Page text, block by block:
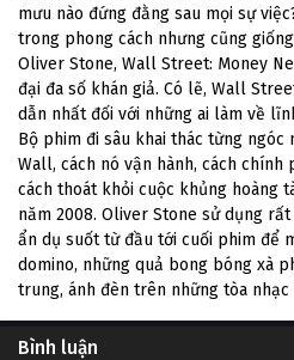
mưu nào đứng đằng sau mọi sự
trong phong cách nhưng cũng
Oliver Stone, Wall Street: Money
đại đa số khán giả. Có lẽ, Wall
dẫn nhất đối với những ai làm về
Bộ phim đi sâu khai thác từng
Wall, cách nó vận hành, cách chính
cách thoát khỏi cuộc khủng hoàng
năm 2008. Oliver Stone sử dụng
ẩn dụ suốt từ đầu tới cuối phim để
domino, những quả bong bóng xà
trung, ánh đèn trên những tòa
Bình luận